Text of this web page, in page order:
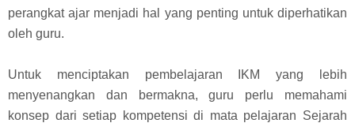
perangkat ajar menjadi hal yang penting untuk diperhatikan
oleh guru.
Untuk menciptakan pembelajaran IKM yang lebih
menyenangkan dan bermakna, guru perlu memahami
konsep dari setiap kompetensi di mata pelajaran Sejarah